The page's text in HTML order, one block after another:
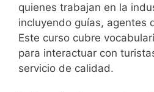
quienes trabajan en la
incluyendo guías, agentes
Este curso cubre
para interactuar con
servicio de calidad.